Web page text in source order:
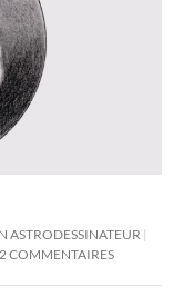
ASTRODESSINATEUR
2 COMMENTAIRES